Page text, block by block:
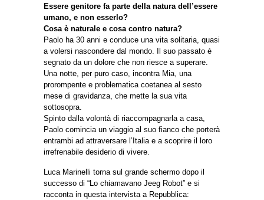
Essere genitore fa parte della natura dell’essere
umano, e non esserlo?
Cosa è naturale e cosa contro natura?
Paolo ha 30 anni e conduce una vita solitaria, quasi
a volersi nascondere dal mondo. Il suo passato è
segnato da un dolore che non riesce a superare.
Una notte, per puro caso, incontra Mia, una
prorompente e problematica coetanea al sesto
mese di gravidanza, che mette la sua vita
sottosopra.
Spinto dalla volontà di riaccompagnarla a casa,
Paolo comincia un viaggio al suo fianco che porterà
entrambi ad attraversare l’Italia e a scoprire il loro
irrefrenabile desiderio di vivere.
Luca Marinelli torna sul grande schermo dopo il
successo di “Lo chiamavano Jeeg Robot” e si
racconta in questa intervista a Repubblica: